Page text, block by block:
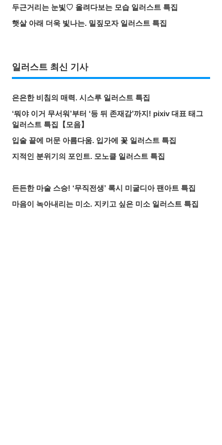
두근거리는 눈빛♡ 올려다보는 모습 일러스트 특집
햇살 아래 더욱 빛나는. 밀짚모자 일러스트 특집
일러스트 최신 기사
은은한 비침의 매력. 시스루 일러스트 특집
‘뭐야 이거 무서워’부터 ‘등 뒤 존재감’까지! pixiv 대표 태그
일러스트 특집【모음】
입술 끝에 머문 아름다움. 입가에 꽃 일러스트 특집
지적인 분위기의 포인트. 모노클 일러스트 특집
든든한 마술 스승! ‘무직전생’ 록시 미굴디아 팬아트 특집
마음이 녹아내리는 미소. 지키고 싶은 미소 일러스트 특집